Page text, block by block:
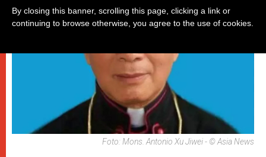
Foto: Mons. Antonio Xu Jiwei - © Asia News
By closing this banner, scrolling this page, clicking a link or
continuing to browse otherwise, you agree to the use of cookies.